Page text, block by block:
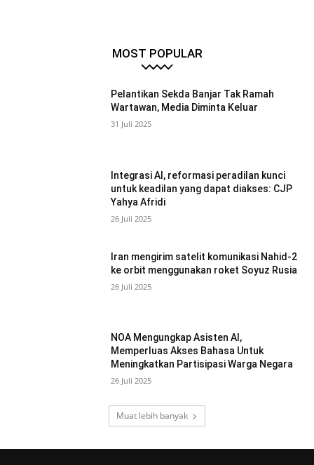
MOST POPULAR
Pelantikan Sekda Banjar Tak Ramah
Wartawan, Media Diminta Keluar
31 Juli 2025
Integrasi AI, reformasi peradilan kunci
untuk keadilan yang dapat diakses: CJP
Yahya Afridi
26 Juli 2025
Iran mengirim satelit komunikasi Nahid-2
ke orbit menggunakan roket Soyuz Rusia
26 Juli 2025
NOA Mengungkap Asisten AI,
Memperluas Akses Bahasa Untuk
Meningkatkan Partisipasi Warga Negara
26 Juli 2025
Muat lebih banyak